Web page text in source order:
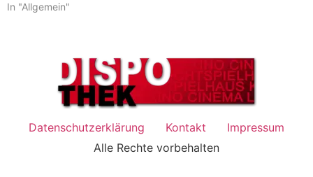
In "Allgemein"
Datenschutzerklärung Kontakt
Impressum
Alle Rechte vorbehalten